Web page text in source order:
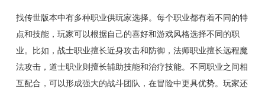
找传世版本中有多种职业供玩家选择。每个职业都有着不同的特
点和技能，玩家可以根据自己的喜好和游戏风格选择不同的职
业。比如，战士职业擅长近身攻击和防御，法师职业擅长远程魔
法攻击，道士职业则擅长辅助技能和治疗技能。不同职业之间相
互配合，可以形成强大的战斗团队，在冒险中更具优势。玩家还